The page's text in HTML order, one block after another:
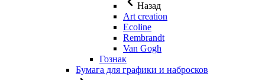
Назад
Art creation
Ecoline
Rembrandt
Van Gogh
Гознак
Бумага для графики и набросков